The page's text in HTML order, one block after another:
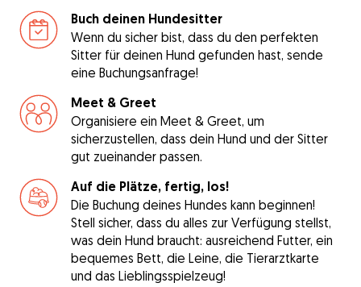
Buch deinen Hundesitter
Wenn du sicher bist, dass du den perfekten
Sitter für deinen Hund gefunden hast, sende
eine Buchungsanfrage!
Meet & Greet
Organisiere ein Meet & Greet, um
sicherzustellen, dass dein Hund und der Sitter
gut zueinander passen.
Auf die Plätze, fertig, los!
Die Buchung deines Hundes kann beginnen!
Stell sicher, dass du alles zur Verfügung stellst,
was dein Hund braucht: ausreichend Futter, ein
bequemes Bett, die Leine, die Tierarztkarte
und das Lieblingsspielzeug!